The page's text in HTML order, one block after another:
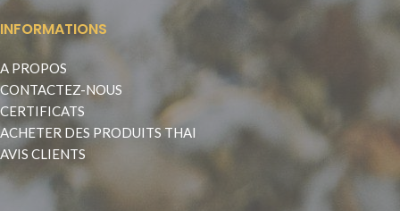
INFORMATIONS
A PROPOS
CONTACTEZ-NOUS
CERTIFICATS
ACHETER DES PRODUITS THAI
AVIS CLIENTS